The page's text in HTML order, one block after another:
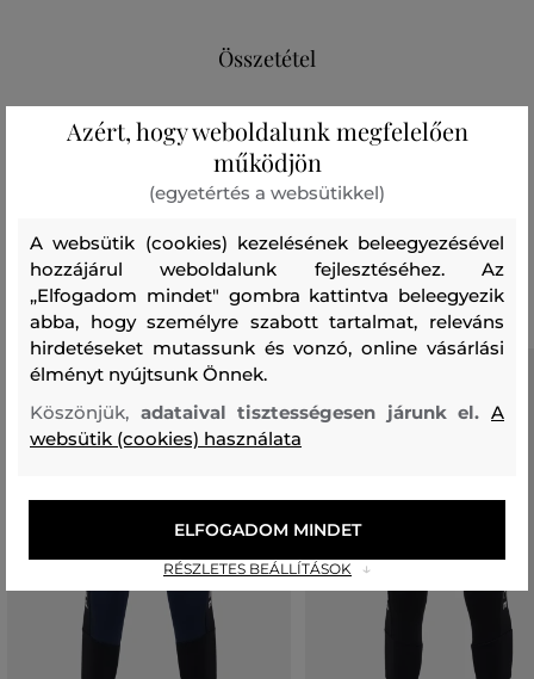
Összetétel
felső anyag
29 %
Ajánlott termékek
Azért, hogy weboldalunk megfelelően
működjön
(egyetértés a websütikkel)
A websütik (cookies) kezelésének beleegyezésével
hozzájárul weboldalunk fejlesztéséhez. Az
„Elfogadom mindet" gombra kattintva beleegyezik
abba, hogy személyre szabott tartalmat, releváns
hirdetéseket mutassunk és vonzó, online vásárlási
élményt nyújtsunk Önnek.
Köszönjük, adataival tisztességesen járunk el.A
websütik (cookies) használata
RÉSZLETES BEÁLLÍTÁSOK
ELFOGADOM MINDET